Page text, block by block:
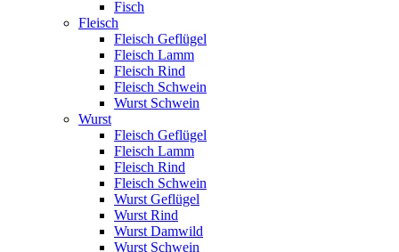
Fisch
Fleisch
Fleisch Geflügel
Fleisch Lamm
Fleisch Rind
Fleisch Schwein
Wurst Schwein
Wurst
Fleisch Geflügel
Fleisch Lamm
Fleisch Rind
Fleisch Schwein
Wurst Geflügel
Wurst Rind
Wurst Damwild
Wurst Schwein